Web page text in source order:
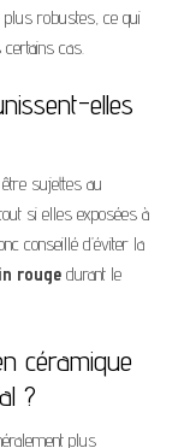
plus robustes, ce qui
cas.
elles
sujettes au
si elles exposées à
conseillé d’éviter la
rouge durant le
céramique
?
plus